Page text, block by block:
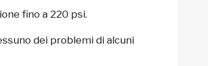
fino a 220 psi.
dei problemi di alcuni